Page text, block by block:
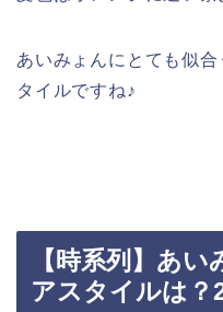
あいみょんにとても似
タイルですね♪
【時系列】あ
アスタイルは？